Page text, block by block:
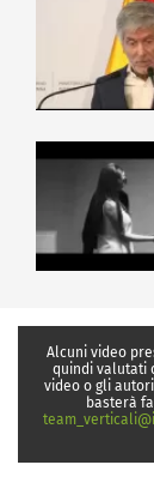
Alcuni video
quindi valutati
video o gli
basterà